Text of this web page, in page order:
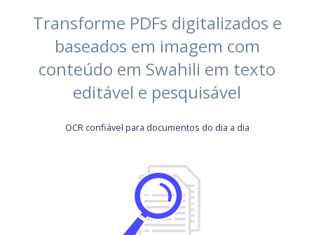
Transforme PDFs digitalizados e
baseados em imagem com
conteúdo em Swahili em texto
editável e pesquisável
OCR confiável para documentos do dia a dia